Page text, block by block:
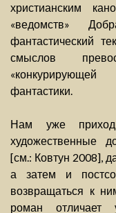
христианским
«ведомств»
фантастический
смыслов
фантастики.
Нам уже
художественные
[см.: Ковтун 2008],
а затем и
возвращаться к
роман отличает